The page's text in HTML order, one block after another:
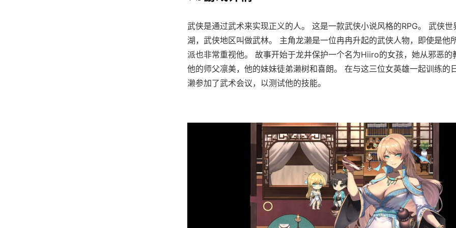
武侠是通过武术来实现正义的人。 这是一款武侠小说风格的RPG。 武侠世
湖，武侠地区叫做武林。 主角龙濑是一位冉冉升起的武侠人物，即使是他
派也非常重视他。 故事开始于龙井保护一个名为Hiiro的女孩，她从邪恶的
他的师父凛美，他的妹妹徒弟濑树和喜朗。 在与这三位女英雄一起训练的
濑参加了武术会议，以测试他的技能。